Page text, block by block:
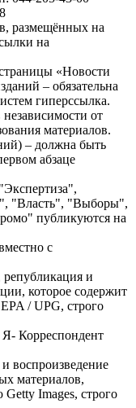
размещённых на
на
«Новости
– обязательна
гиперссылка.
от
материалов.
– должна быть
абзаце
"Власть", "Выборы",
публикуются на
с
и
которое содержит
/ UPG, строго
Я- Корреспондент
воспроизведение
материалов,
Images, строго